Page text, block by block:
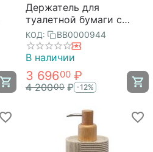
Держатель для
туалетной бумаги с
полочкой Slim, черный,
Bergenson Bjorn Bath
КОД: BB0000944
В наличии
3 69600 ₽
4 20000 ₽ -12%